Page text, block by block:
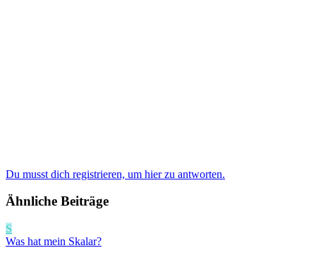
Du musst dich registrieren, um hier zu antworten.
Ähnliche Beiträge
S
Was hat mein Skalar?